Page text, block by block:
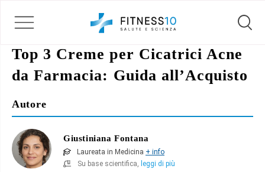
Top 3 Creme per Cicatrici Acne
da Farmacia: Guida all’Acquisto
Autore
Giustiniana Fontana
Laureata in Medicina + info
Su base scientifica, leggi di più